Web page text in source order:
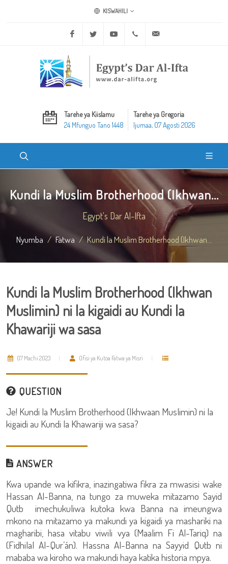
KISWAHILI
Facebook Twitter Youtube +20 2 25970400
Tarehe ya Kiislamu
24 Mfunguo Tano 1448
Tarehe ya Gregoria
Ijumaa, 07 Agosti 2026
Kundi la Muslim Brotherhood (Ikhwan...
Egypt's Dar Al-Ifta
Nyumba Fatwa Kundi la Muslim Brotherhood (Ikhwan...
Kundi la Muslim Brotherhood (Ikhwan
Muslimin) ni la kigaidi au Kundi la
Khawariji wa sasa
07 Machi 2023 Ofisi ya Kutoa Fatwa ya Misri
QUESTION
Je! Kundi la Muslim Brotherhood (Ikhwaan Muslimin) ni la
kigaidi au Kundi la Khawariji wa sasa?
ANSWER
Kwa upande wa kifikra, inazingatiwa fikra za mwasisi wake
Hassan Al-Banna, na tungo za muweka mitazamo Sayid
Qutb imechukuliwa kutoka kwa Banna na imeungwa
mkono na mitazamo ya makundi ya kigaidi ya mashariki na
magharibi, hasa vitabu viwili vya (Maalim Fi Al-Tariq) na
(Fidhilal Al-Qur’án). Hassna Al-Banna na Sayyid Qutb ni
mababa wa kiroho wa makundi haya katika historia mpya.